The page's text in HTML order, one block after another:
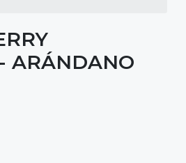
ARÁNDANO